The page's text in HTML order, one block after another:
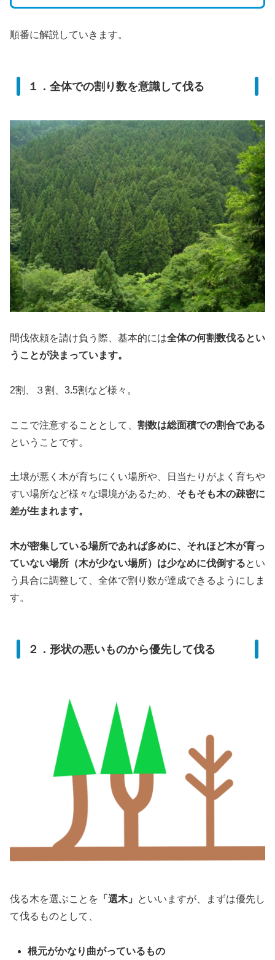
順番に解説していきます。
１．全体での割り数を意識して伐る
間伐依頼を請け負う際、基本的には全体の何割数伐るとい
うことが決まっています。
2割、３割、3.5割など様々。
ここで注意することとして、 割数は総面積での割合である
ということです。
土壌が悪く木が育ちにくい場所や、日当たりがよく育ちや
すい場所など様々な環境があるため、 そもそも木の疎密に
差が生まれます。
木が密集している場所であれば多めに、それほど木が育っ
ていない場所（木が少ない場所）は少なめに伐倒するとい
う具合に調整して、全体で割り数が達成できるようにしま
す。
２．形状の悪いものから優先して伐る
伐る木を選ぶことを 「選木」
といいますが、まずは優先し
て伐るものとして、
根元がかなり曲がっているもの